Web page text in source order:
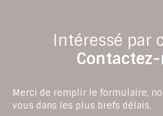
Intéressé par
Merci de remplir le formulaire,
vous dans les plus brefs délais.